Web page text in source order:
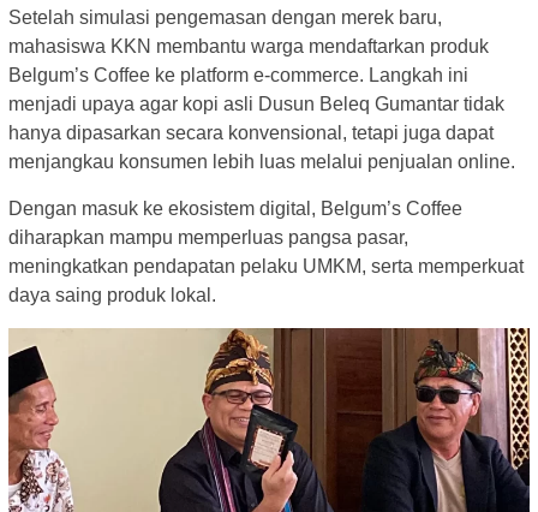
Setelah simulasi pengemasan dengan merek baru,
mahasiswa KKN membantu warga mendaftarkan produk
Belgum’s Coffee ke platform e-commerce. Langkah ini
menjadi upaya agar kopi asli Dusun Beleq Gumantar tidak
hanya dipasarkan secara konvensional, tetapi juga dapat
menjangkau konsumen lebih luas melalui penjualan online.
Dengan masuk ke ekosistem digital, Belgum’s Coffee
diharapkan mampu memperluas pangsa pasar,
meningkatkan pendapatan pelaku UMKM, serta memperkuat
daya saing produk lokal.